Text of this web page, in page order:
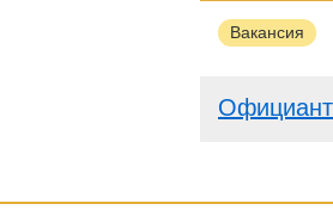
Вакансия